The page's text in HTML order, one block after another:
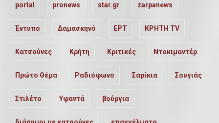
portal pronews star.gr zarpanews
Έντυπο Δαμασκηνό ΕΡΤ ΚΡΗΤΗ TV
Κατσούνες Κρήτη Κριτικές Ντοκιμαντέρ
Πρώτο Θέμα Ραδιόφωνο Σαρίκια Σουγιάς
Στιλέτο Υφαντά βούργια